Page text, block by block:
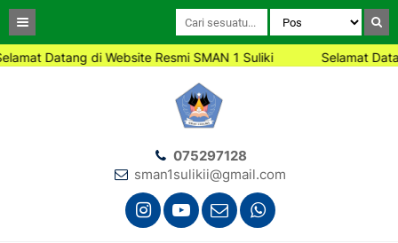
Datang di Website Resmi SMAN 1 Suliki Selamat
075297128
sman1sulikii@gmail.com